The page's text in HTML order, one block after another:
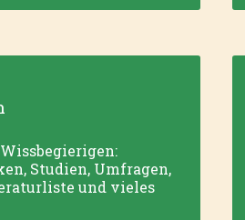
Studien, Umfragen,
und vieles